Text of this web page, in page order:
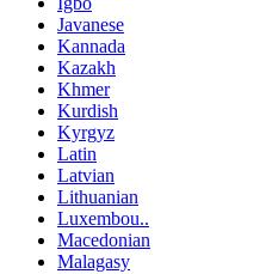
Javanese
Kannada
Kazakh
Khmer
Kurdish
Kyrgyz
Latin
Latvian
Lithuanian
Luxembou..
Macedonian
Malagasy